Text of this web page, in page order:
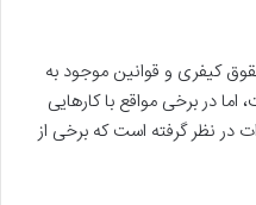
کیفری و قوانین موجود به
در برخی مواقع با کارهایی
در نظر گرفته است که برخی از